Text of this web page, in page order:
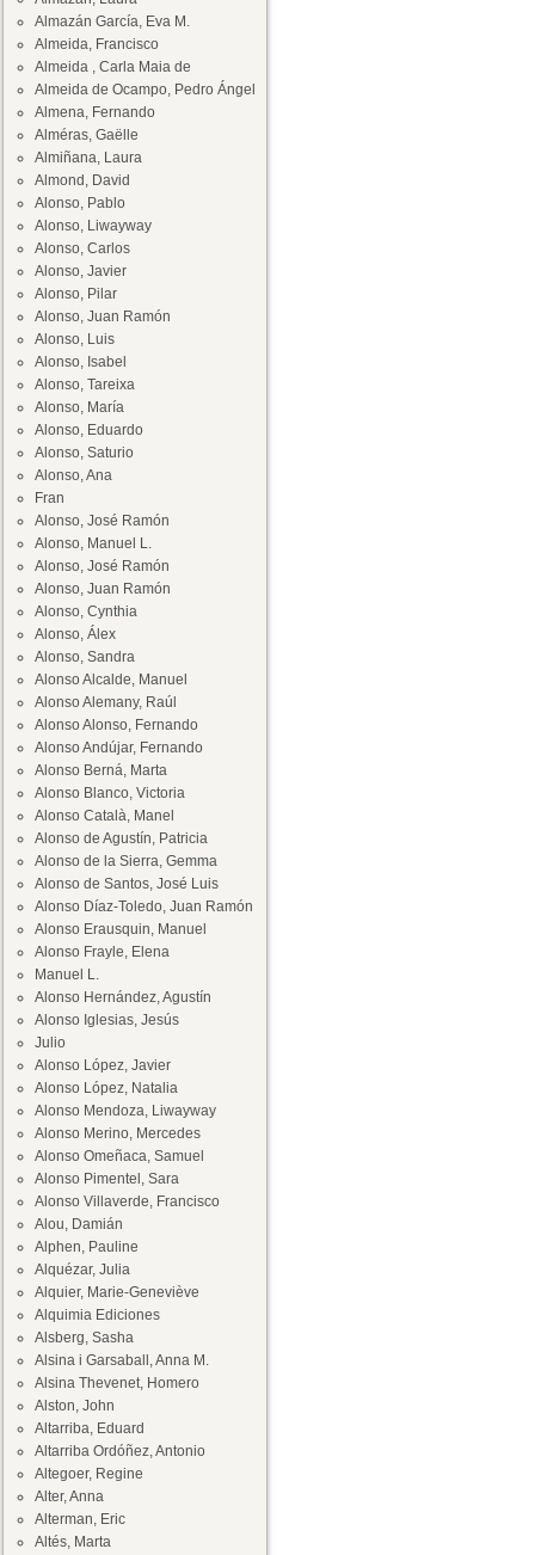
Almazán García, Eva M.
Almeida, Francisco
Almeida , Carla Maia de
Almeida de Ocampo, Pedro Ángel
Almena, Fernando
Alméras, Gaëlle
Almiñana, Laura
Almond, David
Alonso, Pablo
Alonso, Liwayway
Alonso, Carlos
Alonso, Javier
Alonso, Pilar
Alonso, Juan Ramón
Alonso, Luis
Alonso, Isabel
Alonso, Tareixa
Alonso, María
Alonso, Eduardo
Alonso, Saturio
Alonso, Ana
Fran
Alonso, José Ramón
Alonso, Manuel L.
Alonso, José Ramón
Alonso, Juan Ramón
Alonso, Cynthia
Alonso, Álex
Alonso, Sandra
Alonso Alcalde, Manuel
Alonso Alemany, Raúl
Alonso Alonso, Fernando
Alonso Andújar, Fernando
Alonso Berná, Marta
Alonso Blanco, Victoria
Alonso Català, Manel
Alonso de Agustín, Patricia
Alonso de la Sierra, Gemma
Alonso de Santos, José Luis
Alonso Díaz-Toledo, Juan Ramón
Alonso Erausquin, Manuel
Alonso Frayle, Elena
Manuel L.
Alonso Hernández, Agustín
Alonso Iglesias, Jesús
Julio
Alonso López, Javier
Alonso López, Natalia
Alonso Mendoza, Liwayway
Alonso Merino, Mercedes
Alonso Omeñaca, Samuel
Alonso Pimentel, Sara
Alonso Villaverde, Francisco
Alou, Damián
Alphen, Pauline
Alquézar, Julia
Alquier, Marie-Geneviève
Alquimia Ediciones
Alsberg, Sasha
Alsina i Garsaball, Anna M.
Alsina Thevenet, Homero
Alston, John
Altarriba, Eduard
Altarriba Ordóñez, Antonio
Altegoer, Regine
Alter, Anna
Alterman, Eric
Altés, Marta